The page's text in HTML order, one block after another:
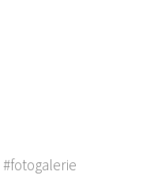
#fotogalerie